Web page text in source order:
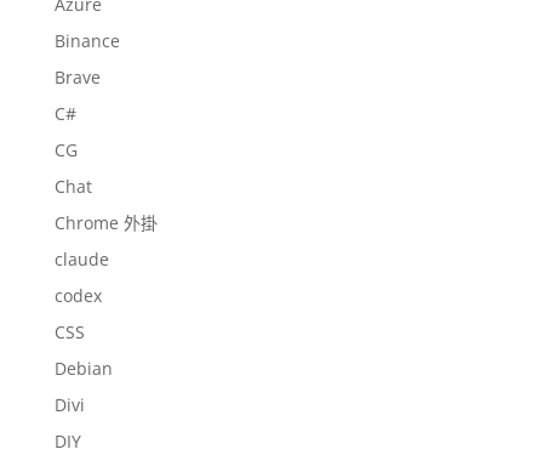
Binance
Brave
C#
CG
Chat
Chrome 外掛
claude
codex
CSS
Debian
Divi
DIY